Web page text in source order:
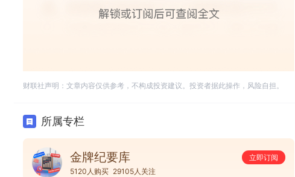
财联社声明：文章内容仅供参考，不构成投资建议。投资者据此操作，风险自担。
所属专栏
金牌纪要库
立即订阅
5120人购买 29105人关注